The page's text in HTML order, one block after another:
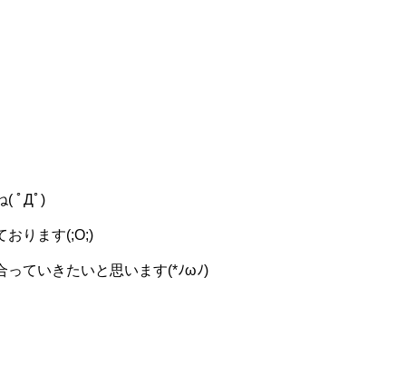
( ﾟДﾟ)
おります(;O;)
っていきたいと思います(*ﾉωﾉ)